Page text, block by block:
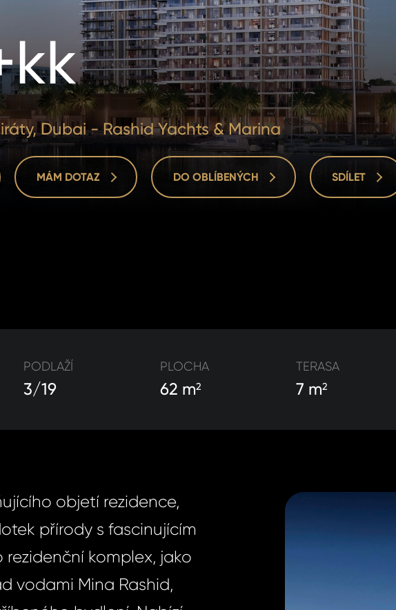
Dubai - Rashid Yachts & Marina
MÁM DOTAZ DO OBLÍBENÝCH SDÍLET
PODLAŽÍ
3/19
PLOCHA
62 m2
TERASA
7 m2
objetí rezidence,
přírody s fascinujícím
rezidenční komplex, jako
vodami Mina Rashid,